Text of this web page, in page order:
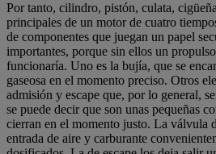
Por tanto, cilindro, pistón, culata,
principales de un motor de cuatro
de componentes que juegan un papel
importantes, porque sin ellos un
funcionaría. Uno es la bujía, que se
gaseosa en el momento preciso. Otros
admisión y escape que, por lo general,
se puede decir que son unas pequeñas
cierran en el momento justo. La válvula
entrada de aire y carburante